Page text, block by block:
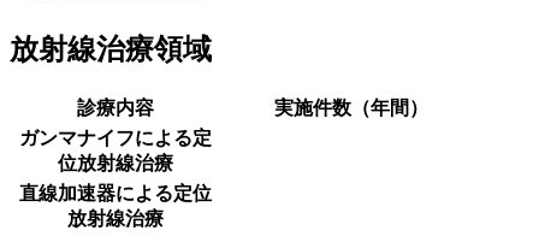
放射線治療領域
診療内容
実施件数（年間）
ガンマナイフによる定
位放射線治療
直線加速器による定位
放射線治療